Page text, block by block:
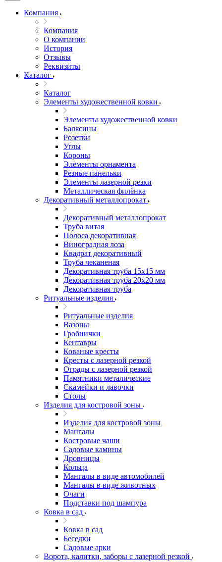
Компания
Компания
О компании
История
Отзывы
Реквизиты
Каталог
Каталог
Элементы художественной ковки
Элементы художественной ковки
Балясины
Розетки
Углы
Короны
Элементы орнамента
Резные панельки
Элементы лазерной резки
Металлическая филёнка
Декоративный металлопрокат
Декоративный металлопрокат
Труба витая
Полоса декоративная
Виноградная лоза
Квадрат декоративный
Труба чеканеная
Декоративная труба 15х15 мм
Декоративная труба 20х20 мм
Декоративная труба
Ритуальные изделия
Ритуальные изделия
Вазоны
Гробнички
Кентавры
Кованые кресты
Кресты с лазерной резкой
Ограды с лазерной резкой
Памятники металические
Скамейки и лавочки
Столы
Изделия для костровой зоны
Изделия для костровой зоны
Мангалы
Костровые чаши
Садовые камины
Дровницы
Кольца
Мангалы в виде автомобилей
Мангалы в виде животных
Очаги
Подставки под шампура
Ковка в сад
Ковка в сад
Беседки
Садовые арки
Ворота, калитки, заборы с лазерной резкой